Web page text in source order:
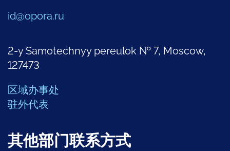
id@opora.ru
2-y Samotechnyy pereulok № 7, Moscow,
127473
区域办事处
驻外代表
其他部门联系方式